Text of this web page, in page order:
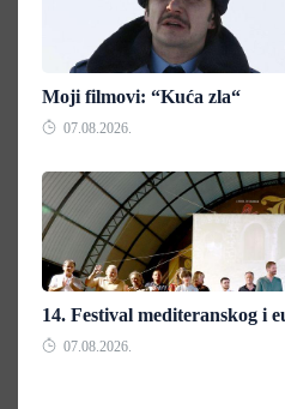
Moji filmovi: “Kuća zla“
07.08.2026.
14. Festival mediteranskog i
07.08.2026.